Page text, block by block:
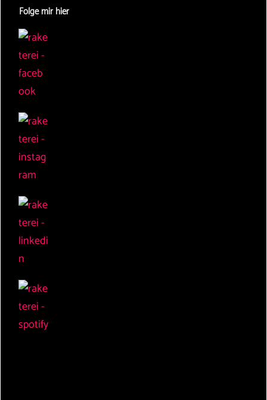
Folge mir hier